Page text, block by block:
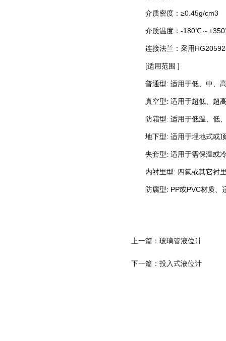
介质密度：≥0.45g/cm3
介质温度：-180℃～
连接法兰：采用HG20592-
[适用范围 ]
普通型: 适用于低、中、
真空型: 适用于超低、超高
防霜型: 适用于低温、低、
地下型: 适用于埋地式或顶
夹套型: 适用于需保温或冷
内衬里型: 四氟或其它衬里
防腐型: PP或PVC材质、
上一篇：玻璃管液位计
下一篇：投入式液位计